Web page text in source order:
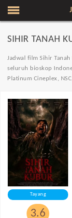
SIHIR TANAH
Jadwal film Sihir
seluruh bioskop
Platinum Cineplex,
Tayang
3.6